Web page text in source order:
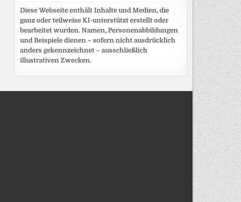
Diese Webseite enthält Inhalte und Medien, die
ganz oder teilweise KI-unterstützt erstellt oder
bearbeitet wurden. Namen, Personenabbildungen
und Beispiele dienen – sofern nicht ausdrücklich
anders gekennzeichnet – ausschließlich
illustrativen Zwecken.